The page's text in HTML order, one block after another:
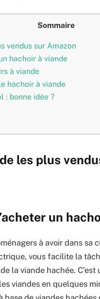
Sommaire
vendus sur Amazon
hachoir à viande
à viande
hachoir à viande
: bonne idée ?
les plus
un
à avoir dans sa
vous facilite la
la viande hachée.
viandes en quelques